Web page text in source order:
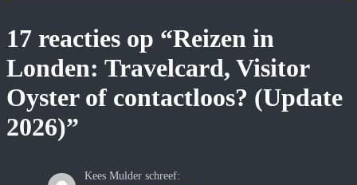
17 reacties op “Reizen in
Londen: Travelcard, Visitor
Oyster of contactloos? (Update
2026)”
Kees Mulder schreef: